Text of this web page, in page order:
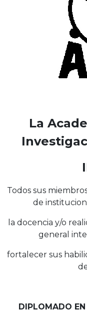
La
Todos sus
de
la docencia y/o
general
fortalecer sus
DIPLOMADO